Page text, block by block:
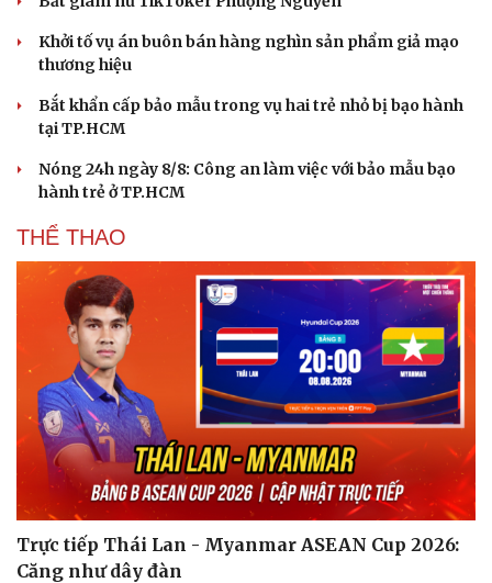
Khởi tố vụ án buôn bán hàng nghìn sản phẩm giả mạo
thương hiệu
Bắt khẩn cấp bảo mẫu trong vụ hai trẻ nhỏ bị bạo hành
tại TP.HCM
Nóng 24h ngày 8/8: Công an làm việc với bảo mẫu bạo
hành trẻ ở TP.HCM
THỂ THAO
Trực tiếp Thái Lan - Myanmar ASEAN Cup 2026:
Căng như dây đàn